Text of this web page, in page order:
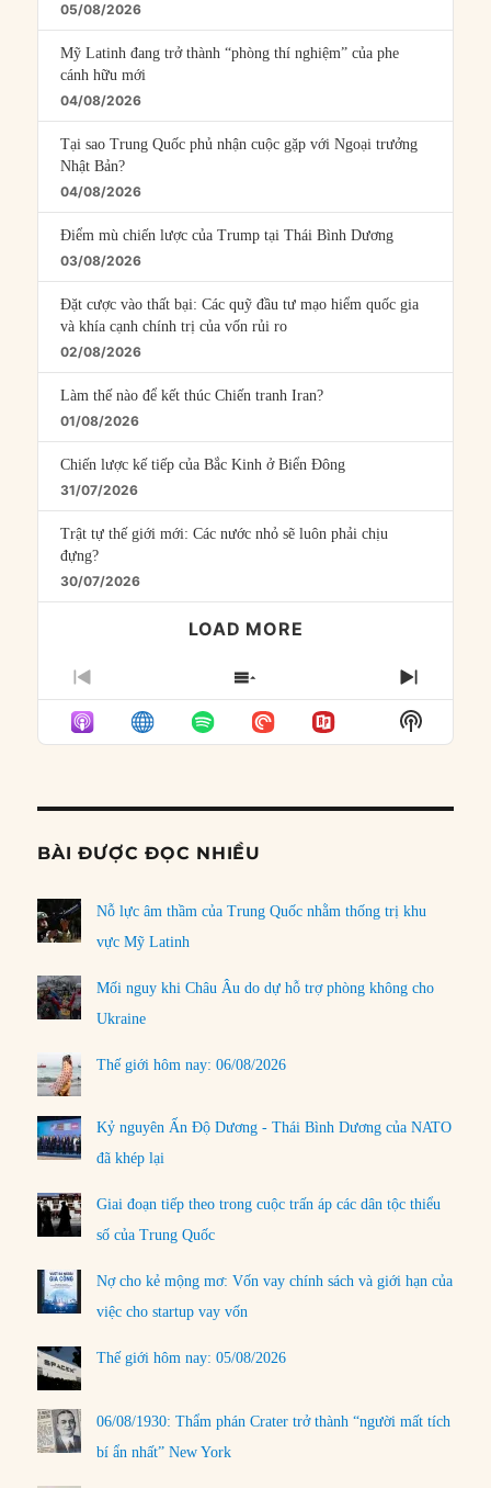
05/08/2026
Mỹ Latinh đang trở thành “phòng thí nghiệm” của phe
cánh hữu mới
04/08/2026
Tại sao Trung Quốc phủ nhận cuộc gặp với Ngoại trưởng
Nhật Bản?
04/08/2026
Điểm mù chiến lược của Trump tại Thái Bình Dương
03/08/2026
Đặt cược vào thất bại: Các quỹ đầu tư mạo hiểm quốc gia
và khía cạnh chính trị của vốn rủi ro
02/08/2026
Làm thế nào để kết thúc Chiến tranh Iran?
01/08/2026
Chiến lược kế tiếp của Bắc Kinh ở Biển Đông
31/07/2026
Trật tự thế giới mới: Các nước nhỏ sẽ luôn phải chịu
đựng?
30/07/2026
LOAD MORE
PREVIOUS
EPISODE
SHOW
EPISODES
LIST
NEXT
Show
Podcast
BÀI ĐƯỢC ĐỌC NHIỀU
Nỗ lực âm thầm của Trung Quốc nhằm thống trị khu
vực Mỹ Latinh
Mối nguy khi Châu Âu do dự hỗ trợ phòng không cho
Ukraine
Thế giới hôm nay: 06/08/2026
Kỷ nguyên Ấn Độ Dương - Thái Bình Dương của NATO
đã khép lại
Giai đoạn tiếp theo trong cuộc trấn áp các dân tộc thiểu
số của Trung Quốc
Nợ cho kẻ mộng mơ: Vốn vay chính sách và giới hạn của
việc cho startup vay vốn
Thế giới hôm nay: 05/08/2026
06/08/1930: Thẩm phán Crater trở thành “người mất tích
bí ẩn nhất” New York